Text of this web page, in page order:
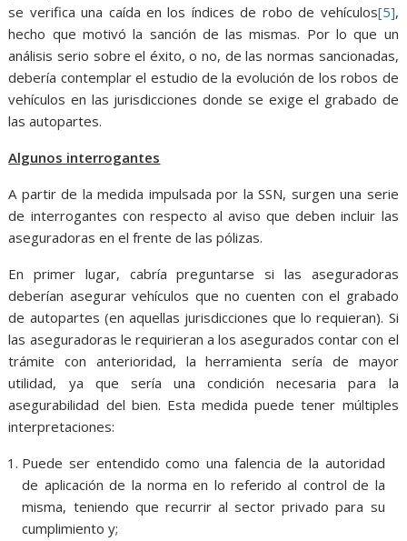
se verifica una caída en los índices de robo de vehículos[5],
hecho que motivó la sanción de las mismas. Por lo que un
análisis serio sobre el éxito, o no, de las normas sancionadas,
debería contemplar el estudio de la evolución de los robos de
vehículos en las jurisdicciones donde se exige el grabado de
las autopartes.
Algunos interrogantes
A partir de la medida impulsada por la SSN, surgen una serie
de interrogantes con respecto al aviso que deben incluir las
aseguradoras en el frente de las pólizas.
En primer lugar, cabría preguntarse si las aseguradoras
deberían asegurar vehículos que no cuenten con el grabado
de autopartes (en aquellas jurisdicciones que lo requieran). Si
las aseguradoras le requirieran a los asegurados contar con el
trámite con anterioridad, la herramienta sería de mayor
utilidad, ya que sería una condición necesaria para la
asegurabilidad del bien. Esta medida puede tener múltiples
interpretaciones:
Puede ser entendido como una falencia de la autoridad
de aplicación de la norma en lo referido al control de la
misma, teniendo que recurrir al sector privado para su
cumplimiento y;